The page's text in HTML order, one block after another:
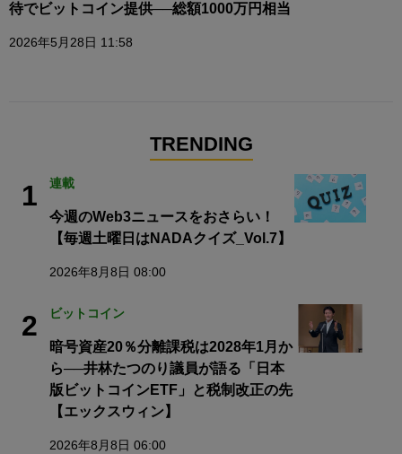
待でビットコイン提供──総額1000万円相当
2026年5月28日 11:58
TRENDING
1 連載
今週のWeb3ニュースをおさらい！
【毎週土曜日はNADAクイズ_Vol.7】
2026年8月8日 08:00
2 ビットコイン
暗号資産20％分離課税は2028年1月か
ら──井林たつのり議員が語る「日本
版ビットコインETF」と税制改正の先
【エックスウィン】
2026年8月8日 06:00